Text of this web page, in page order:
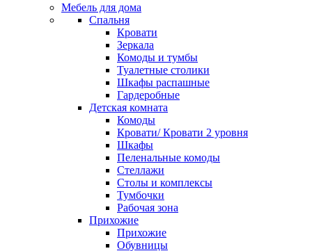
Мебель для дома
Спальня
Кровати
Зеркала
Комоды и тумбы
Туалетные столики
Шкафы распашные
Гардеробные
Детская комната
Комоды
Кровати/ Кровати 2 уровня
Шкафы
Пеленальные комоды
Стеллажи
Столы и комплексы
Тумбочки
Рабочая зона
Прихожие
Прихожие
Обувницы